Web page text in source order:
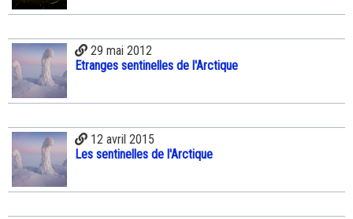
29 mai 2012
Etranges sentinelles de l'Arctique
12 avril 2015
Les sentinelles de l'Arctique